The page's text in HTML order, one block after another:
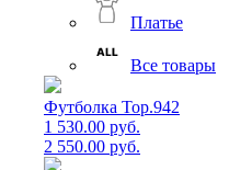
Платье
Все товары
Футболка Top.942
1 530.00 руб.
2 550.00 руб.